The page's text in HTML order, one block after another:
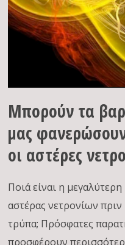
Μπορούν τα
μας
οι αστέρες
Ποιά είναι η
αστέρας νετρονίων
τρύπα; Πρόσφατες
προσφέρουν